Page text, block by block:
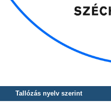
Tallózás nyelv szerint